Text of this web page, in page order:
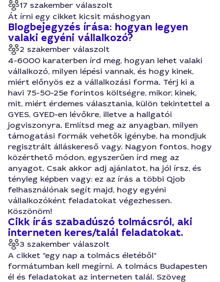
17 szakember válaszolt
Át írni egy cikket kicsit máshogyan
Blogbejegyzés írása: hogyan legyen
valaki egyéni vállalkozó?
2 szakember válaszolt
4-6000 karaterben írd meg, hogyan lehet valaki
vállalkozó, milyen lépési vannak, és hogy kinek,
miért előnyös ez a vállalkozási forma. Térj ki a
havi 75-50-25e forintos költségre, mikor, kinek,
mit, miért érdemes választania, külön tekintettel a
GYES, GYED-en lévőkre, illetve a hallgatói
jogviszonyra. Említsd meg az anyagban, milyen
támogatási formák vehetők igénybe, ha mondjuk
regisztrált álláskereső vagy. Nagyon fontos, hogy
közérthető módon, egyszerűen írd meg az
anyagot. Csak akkor adj ajánlatot, ha jól írsz, és
tényleg képben vagy: ez az írás a többi Qjob
felhasználónak segít majd, hogy egyéni
vállalkozóként feladatokat végezhessen.
Köszönöm!
Cikk írás szabadúszó tolmácsról, aki
interneten keres/talál feladatokat.
3 szakember válaszolt
A cikket "egy nap a tolmács életéből"
formátumban kell megírni. A tolmács Budapesten
él és feladatokat az interneten talál. Szöveg